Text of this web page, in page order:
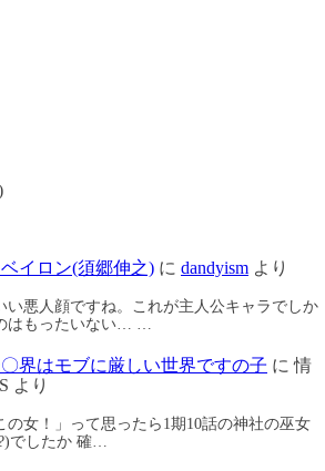
イロン(須郷伸之) に dandyism より
い悪人顔ですね。これが主人公キャラでしか
はもったいない… …
界はモブに厳しい世界ですの子 に情
より
の女！」って思ったら1期10話の神社の巫女
でしたか 確…